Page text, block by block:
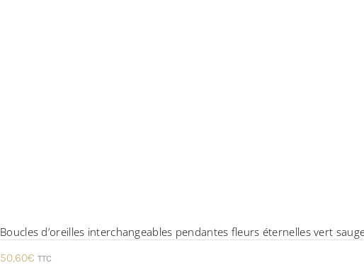
Boucles d’oreilles interchangeables pendantes fleurs éternelles vert
50,60€ TTC